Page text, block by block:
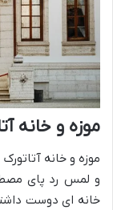
موزه و خانه
موزه و خانه
و لمس رد پای
خانه ای دوست